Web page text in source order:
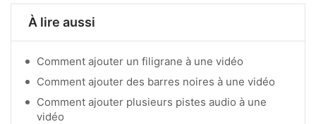
À lire aussi
Comment ajouter un filigrane à une vidéo
Comment ajouter des barres noires à une vidéo
Comment ajouter plusieurs pistes audio à une
vidéo